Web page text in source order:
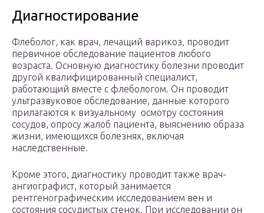
Диагностирование
Флеболог, как врач, лечащий варикоз, проводит
первичное обследование пациентов любого
возраста. Основную диагностику болезни проводит
другой квалифицированный специалист,
работающий вместе с флебологом. Он проводит
ультразвуковое обследование, данные которого
прилагаются к визуальному осмотру состояния
сосудов, опросу жалоб пациента, выяснению образа
жизни, имеющихся болезнях, включая
наследственные.
Кроме этого, диагностику проводит также врач-
ангиографист, который занимается
рентгенографическим исследованием вен и
состояния сосудистых стенок. При исследовании он